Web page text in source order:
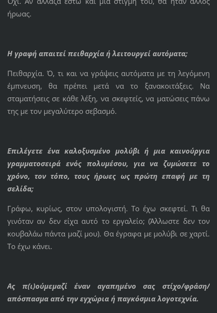
ήρωας.
Η γραφή απαιτεί πειθαρχία ή λειτουργεί αυτόματα;
Πειθαρχία. Ό, τι και να γράψεις αυτόματα με τη λεγόμενη
έμπνευση, θα πρέπει μετά να το ξανακοιτάξεις. Να
σταματήσεις σε κάθε λέξη, να σκεφτείς, να ματώσεις πάνω
της με τον μεγαλύτερο σεβασμό.
Επιλέγετε ένα καλοξυσμένο μολύβι ή μια καινούργια
γραμματοσειρά ενός πολυμέσου, για να ζυμώσετε το
χρόνο, τον τόπο, τους ήρωες ως πρώτη επαφή με τη
σελίδα;
Γράφω, κυρίως, στον υπολογιστή. Το έχω σκεφτεί. Τι θα
γινόταν αν δεν είχα αυτό το εργαλείο; (Άλλωστε δεν τον
κουβαλάω πάντα μαζί μου). Θα έγραφα με μολύβι σε χαρτί.
Το έχω κάνει.
Ας π(ι)ούμεμαζί έναν αγαπημένο σας στίχο/φράση/
απόσπασμα από την εγχώρια ή παγκόσμια λογοτεχνία.